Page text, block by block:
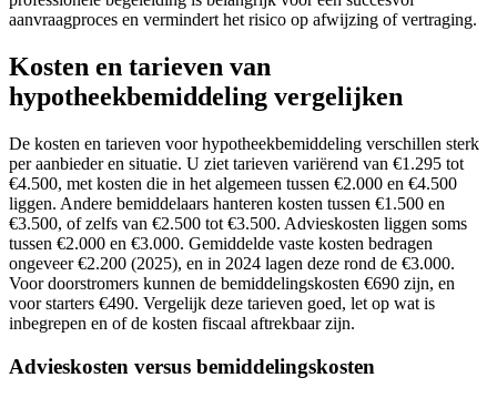
aanvraagproces en vermindert het risico op afwijzing of vertraging.
Kosten en tarieven van
hypotheekbemiddeling vergelijken
De kosten en tarieven voor hypotheekbemiddeling verschillen sterk
per aanbieder en situatie. U ziet tarieven variërend van €1.295 tot
€4.500, met kosten die in het algemeen tussen €2.000 en €4.500
liggen. Andere bemiddelaars hanteren kosten tussen €1.500 en
€3.500, of zelfs van €2.500 tot €3.500. Advieskosten liggen soms
tussen €2.000 en €3.000. Gemiddelde vaste kosten bedragen
ongeveer €2.200 (2025), en in 2024 lagen deze rond de €3.000.
Voor doorstromers kunnen de bemiddelingskosten €690 zijn, en
voor starters €490. Vergelijk deze tarieven goed, let op wat is
inbegrepen en of de kosten fiscaal aftrekbaar zijn.
Advieskosten versus bemiddelingskosten